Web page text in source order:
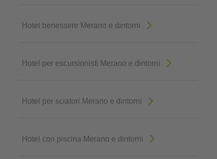
Hotel benessere Merano e dintorni
Hotel per escursionisti Merano e dintorni
Hotel per sciatori Merano e dintorni
Hotel con piscina Merano e dintorni